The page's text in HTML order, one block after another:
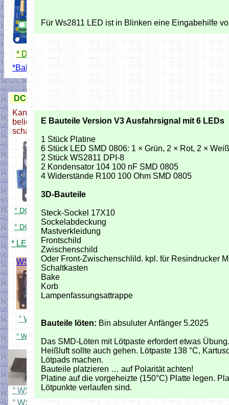
* DCC Servodecoder
*Bahnschrankendecoder
DCC LED-Pixel Decodersystem
° DCC Signaldecoder für 84 LEDs
WS2811 30LEDs
° WS Adapterplatine löten
° WS2811 24X Adapterplatine Bestückt
° WS Platinenübersicht
° WS Platinenübersicht Anleitung
Kann 127 LEDs, jeweils mit
beliebigen DCC Adresse
schalten
° DCC Sig. Decoder für 504 LEDs
* LED Signale Anschlussbeispiele
Restbestand
selber löten
Für Ws2811 LED ist in Blinken eine Eingabehilfe
E Bauteile Version V3 Ausfahrsignal mit 6 LEDs
1 Stück Platine
6 Stück LED SMD 0806: 1 × Grün, 2 × Rot, 2 ×
2 Stück WS2811 DPI-8
2 Kondensator 104 100 nF SMD 0805
4 Widerstände R100 100 Ohm SMD 0805
3D-Bauteile
Steck-Sockel 17X10
Sockelabdeckung
Mastverkleidung
Frontschild
Zwischenschild
Oder Front-Zwischenschlild. kpl. für Resindrucker
Schaltkasten
Bake
Korb
Lampenfassungsattrappe
Bauteile löten: Bin absuluter Anfänger 5.2025
Das SMD-Löten mit Lötpaste erfordert etwas
Heißluft sollte auch gehen. Lötpaste 138 °C,
Lötpads machen.
Bauteile platzieren … auf Polarität achten!
Platine auf die vorgeheizte (150°C) Platte legen.
Lötpunkte verlaufen sind.